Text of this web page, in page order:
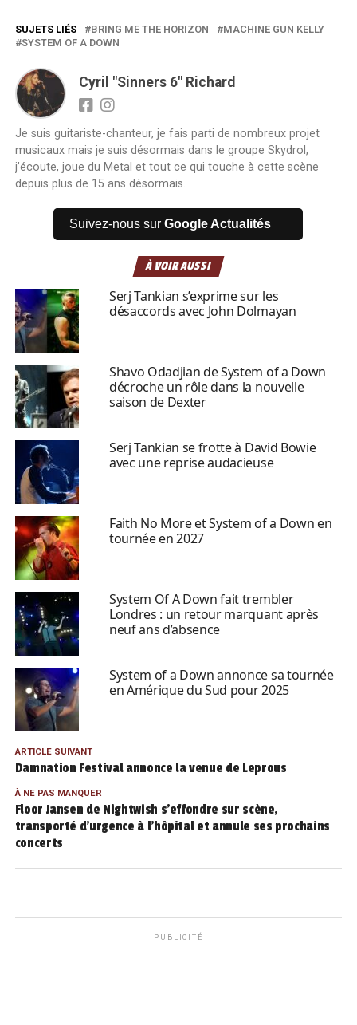
SUJETS LIÉS BRING ME THE HORIZON
MACHINE GUN KELLY
SYSTEM OF A DOWN
Cyril "Sinners 6" Richard
Je suis guitariste-chanteur, je fais parti de nombreux projet
musicaux mais je suis désormais dans le groupe Skydrol,
j’écoute, joue du Metal et tout ce qui touche à cette scène
depuis plus de 15 ans désormais.
Suivez-nous surGoogle Actualités
À VOIR AUSSI
Serj Tankian s’exprime sur les
désaccords avec John Dolmayan
Shavo Odadjian de System of a Down
décroche un rôle dans la nouvelle
saison de Dexter
Serj Tankian se frotte à David Bowie
avec une reprise audacieuse
Faith No More et System of a Down en
tournée en 2027
System Of A Down fait trembler
Londres : un retour marquant après
neuf ans d’absence
System of a Down annonce sa tournée
en Amérique du Sud pour 2025
ARTICLE SUIVANT
Damnation Festival annonce la venue de Leprous
À NE PAS MANQUER
Floor Jansen de Nightwish s’effondre sur scène,
transporté d’urgence à l’hôpital et annule ses prochains
concerts
PUBLICITÉ